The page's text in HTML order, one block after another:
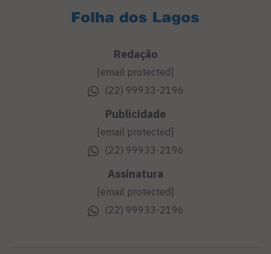
Redação
[email protected]
(22) 99933-2196
Publicidade
[email protected]
(22) 99933-2196
Assinatura
[email protected]
(22) 99933-2196